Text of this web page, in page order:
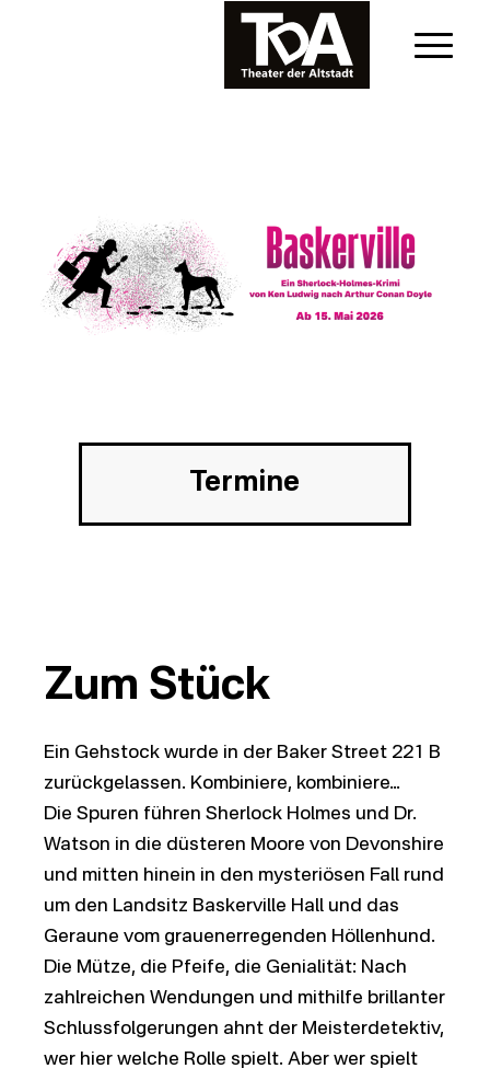
Termine
Zum Stück
Ein Gehstock wurde in der Baker Street 221 B
zurückgelassen. Kombiniere, kombiniere…
Die Spuren führen Sherlock Holmes und Dr.
Watson in die düsteren Moore von Devonshire
und mitten hinein in den mysteriösen Fall rund
um den Landsitz Baskerville Hall und das
Geraune vom grauenerregenden Höllenhund.
Die Mütze, die Pfeife, die Genialität: Nach
zahlreichen Wendungen und mithilfe brillanter
Schlussfolgerungen ahnt der Meisterdetektiv,
wer hier welche Rolle spielt. Aber wer spielt